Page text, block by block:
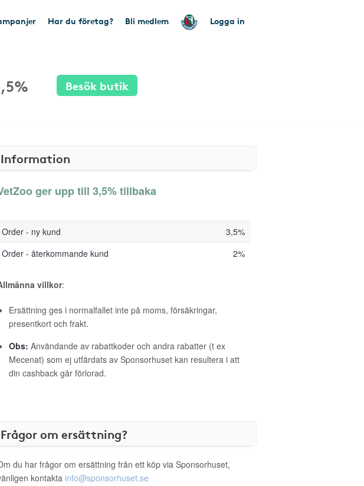
Har du företag? Bli medlem Logga in
Besök butik
Information
ger upp till 3,5% tillbaka
Order - ny kund
3,5%
Order - återkommande kund
2%
villkor:
Ersättning ges i normalfallet inte på moms, försäkringar,
presentkort och frakt.
Obs: Användande av rabattkoder och andra rabatter (t ex
Mecenat) som ej utfärdats av Sponsorhuset kan resultera i att
din cashback går förlorad.
Frågor om ersättning?
du har frågor om ersättning från ett köp via Sponsorhuset,
kontakta info@sponsorhuset.se